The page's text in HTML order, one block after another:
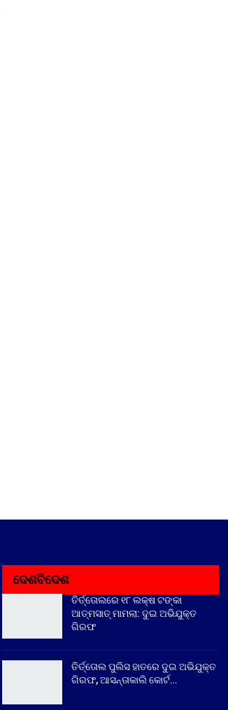
ଦେଶବିଦେଶ
ତିର୍ତ୍ତୋଲରେ ୧୮ ଲକ୍ଷ ଟଙ୍କା
ଆତ୍ମସାତ୍ ମାମଲା: ଦୁଇ ଅଭିଯୁକ୍ତ
ଗିରଫ
ତିର୍ତ୍ତୋଲ ପୁଲିସ ହାତରେ ଦୁଇ ଅଭିଯୁକ୍ତ
ଗିରଫ, ଆସନ୍ତାକାଲି କୋର୍ଟ…